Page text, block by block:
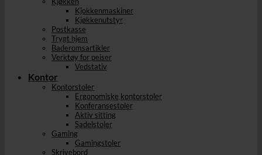
Kjokkenmaskiner
Kjøkkenutstyr
Postkasse
Trygt hjem
Baderomsartikler
Verktøy for peiser
Vedstativ
Kontor
Kontorstoler
Ergonomiske kontorstoler
Konferansestoler
Aktiv sitting
Sadelstoler
Gaming
Gamingstoler
Skrivebord